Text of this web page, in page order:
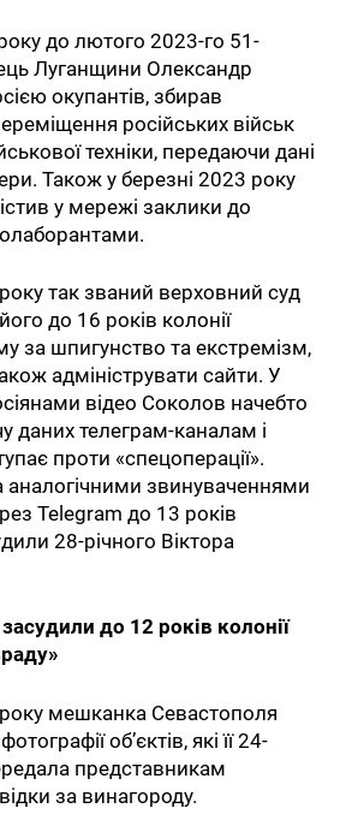
до лютого 2023-го 51-
Луганщини Олександр
окупантів, збирав
російських військ
техніки, передаючи дані
Також у березні 2023 року
у мережі заклики до
так званий верховний суд
до 16 років колонії
за шпигунство та екстремізм,
адмініструвати сайти. У
відео Соколов начебто
даних телеграм-каналам і
проти «спецоперації».
аналогічними звинуваченнями
Telegram до 13 років
28-річного Віктора
до 12 років колонії
мешканка Севастополя
об’єктів, які її 24-
представникам
за винагороду.